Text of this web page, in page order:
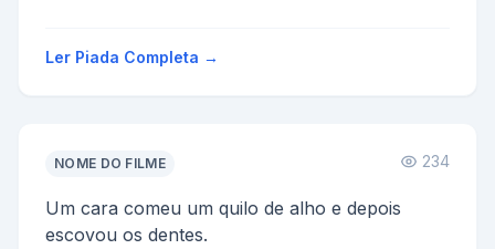
Ler Piada Completa →
NOME DO FILME 234
Um cara comeu um quilo de alho e depois
escovou os dentes.